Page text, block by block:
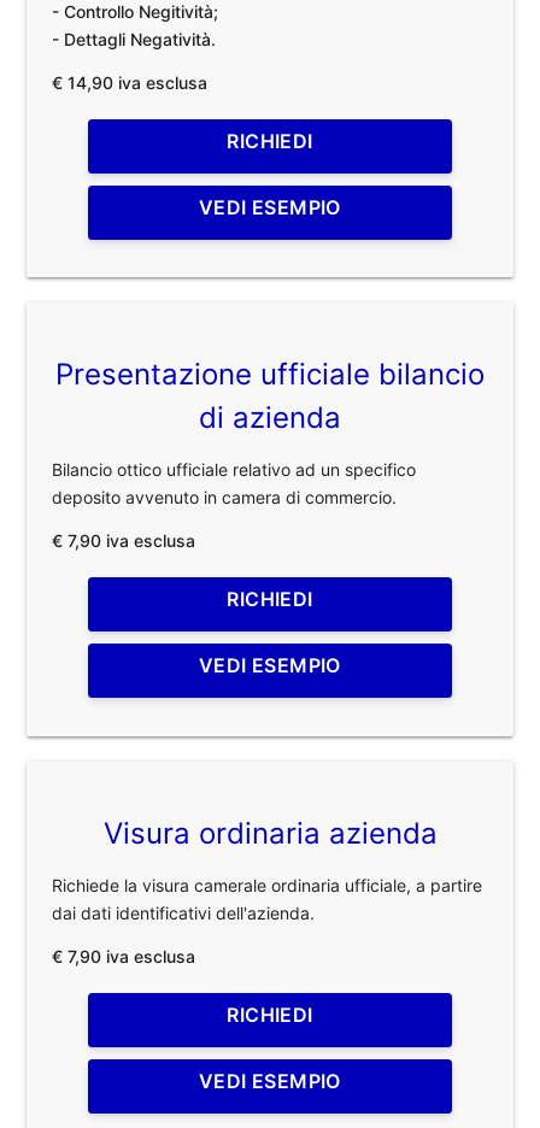
- Controllo Negitività;
- Dettagli Negatività.
€ 14,90 iva esclusa
RICHIEDI
VEDI ESEMPIO
Presentazione ufficiale bilancio
di azienda
Bilancio ottico ufficiale relativo ad un specifico
deposito avvenuto in camera di commercio.
€ 7,90 iva esclusa
RICHIEDI
VEDI ESEMPIO
Visura ordinaria azienda
Richiede la visura camerale ordinaria ufficiale, a partire
dai dati identificativi dell'azienda.
€ 7,90 iva esclusa
RICHIEDI
VEDI ESEMPIO